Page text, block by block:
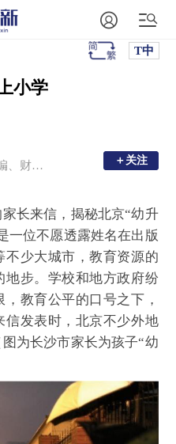
T中
小学
《财新周刊》助理主编、财新网副总编辑（兼） ＋关注
＋关注
长来信，揭秘北京“幼升
一位不愿透露姓名在出版
少大城市，教育资源的
地步。学校和地方政府纷
教育公平的口号之下，
信发表时，北京不少外地
为长沙市家长为孩子“幼